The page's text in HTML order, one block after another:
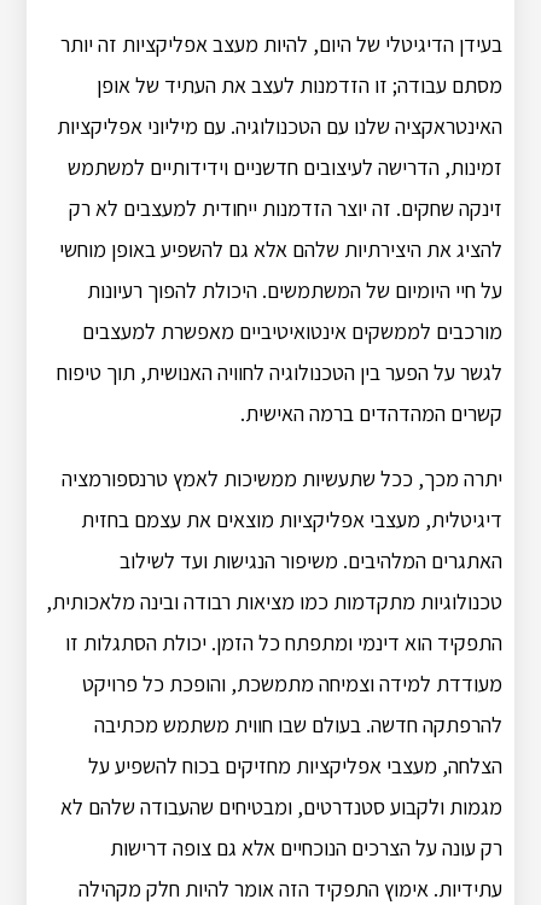
בעידן הדיגיטלי של היום, להיות מעצב אפליקציות זה יותר
מסתם עבודה; זו הזדמנות לעצב את העתיד של אופן
האינטראקציה שלנו עם הטכנולוגיה. עם מיליוני אפליקציות
זמינות, הדרישה לעיצובים חדשניים וידידותיים למשתמש
זינקה שחקים. זה יוצר הזדמנות ייחודית למעצבים לא רק
להציג את היצירתיות שלהם אלא גם להשפיע באופן מוחשי
על חיי היומיום של המשתמשים. היכולת להפוך רעיונות
מורכבים לממשקים אינטואיטיביים מאפשרת למעצבים
לגשר על הפער בין הטכנולוגיה לחוויה האנושית, תוך טיפוח
קשרים המהדהדים ברמה האישית.
יתרה מכך, ככל שתעשיות ממשיכות לאמץ טרנספורמציה
דיגיטלית, מעצבי אפליקציות מוצאים את עצמם בחזית
האתגרים המלהיבים. משיפור הנגישות ועד לשילוב
טכנולוגיות מתקדמות כמו מציאות רבודה ובינה מלאכותית,
התפקיד הוא דינמי ומתפתח כל הזמן. יכולת הסתגלות זו
מעודדת למידה וצמיחה מתמשכת, והופכת כל פרויקט
להרפתקה חדשה. בעולם שבו חווית משתמש מכתיבה
הצלחה, מעצבי אפליקציות מחזיקים בכוח להשפיע על
מגמות ולקבוע סטנדרטים, ומבטיחים שהעבודה שלהם לא
רק עונה על הצרכים הנוכחיים אלא גם צופה דרישות
עתידיות. אימוץ התפקיד הזה אומר להיות חלק מקהילה